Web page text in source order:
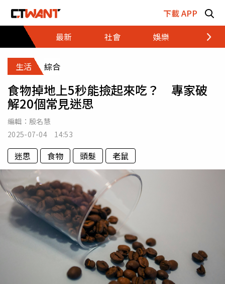
下載 APP
最新
社會 娛樂 財經
生活 綜合
食物掉地上5秒能撿起來吃？ 專家破
解20個常見迷思
編輯： 殷名慧
2025-07-04 14:53
迷思 食物 頭髮 老鼠